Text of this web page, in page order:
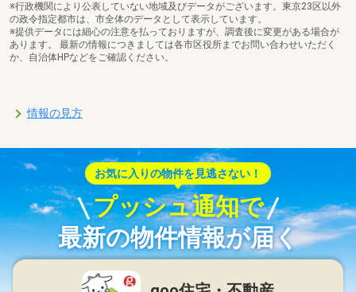
※行政機関により公表していない地域及びデータがございます。東京23区以外
の政令指定都市は、市全体のデータとして表示しています。
※提供データには細心の注意を払っておりますが、調査後に変更がある場合が
あります。 最新の情報につきましては各市区役所までお問い合わせいただく
か、自治体HPなどをご確認ください。
情報の見方
お気に入りの物件を見逃さない！
プッシュ通知で
最新の物件情報が届く